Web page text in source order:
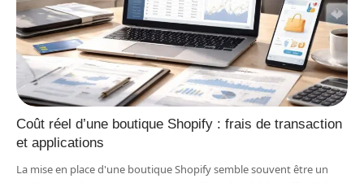
Coût réel d’une boutique Shopify : frais de transaction
et applications
La mise en place d'une boutique Shopify semble souvent être un